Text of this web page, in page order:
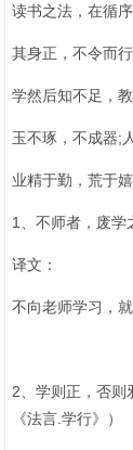
读书之法，在循
其身正，不令而
学然后知不足，教
玉不琢，不成器;
业精于勤，荒于
1、不师者，废学
译文：
不向老师学习，
2、学则正，否则
《法言.学行》）